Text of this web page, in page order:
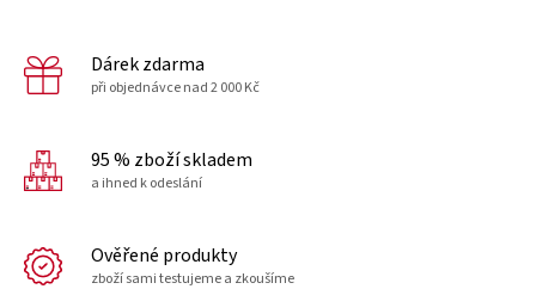
Dárek zdarma
při objednávce nad 2 000 Kč
95 % zboží skladem
a ihned k odeslání
Ověřené produkty
zboží sami testujeme a zkoušíme